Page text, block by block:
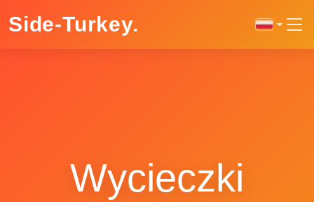
Side-Turkey.
Wycieczki